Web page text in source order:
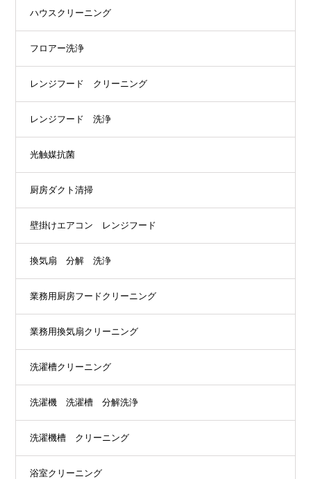
ハウスクリーニング
フロアー洗浄
レンジフード クリーニング
レンジフード 洗浄
光触媒抗菌
厨房ダクト清掃
壁掛けエアコン レンジフード
換気扇 分解 洗浄
業務用厨房フードクリーニング
業務用換気扇クリーニング
洗濯槽クリーニング
洗濯機 洗濯槽 分解洗浄
洗濯機槽 クリーニング
浴室クリーニング